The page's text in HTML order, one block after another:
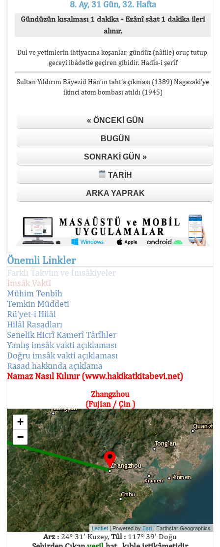
8. Ay, 31 Gün, 32. Hafta
Gündüzün kısalması 1 dakika - Ezânî sâat 1 dakika ileri
alınır.
Dul ve yetimlerin ihtiyacına koşanlar, gündüz (nâfile) oruç tutup,
geceyi ibâdetle geçiren gibidir. Hadîs-i şerîf
Sultan Yıldırım Bâyezid Hân’ın taht’a çıkması (1389) Nagazaki’ye
ikinci atom bombası atıldı (1945)
« ÖNCEKI GÜN
BUGÜN
SONRAKI GÜN »
TARIH
ARKA YAPRAK
Önemli Linkler
Farklı Takvim ve İmsâkiyeler
İmsâk Vakti
Mühim Tenbîh
Temkin Müddeti
Rü'yet-i Hilâl
Hilâl Rasadları
Senelik Hicrî Kamerî Târîhler
Yanlış imsâk vakti açıklaması
Doğru imsâk vakti açıklaması
Rasad hakkında açıklama
Namaz Nasıl Kılınır (www.hakikatkitabevi.net)
Zhangzhou
(Fujian / Çin )
+
−
Leaflet| Powered by Esri | Earthstar Geographics
Arz : 24° 31' Kuzey, Tûl : 117° 39' Doğu